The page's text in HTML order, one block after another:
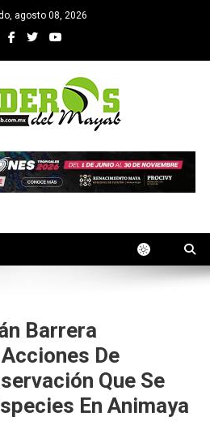
agosto 08, 2026
MAYAB
Barrera
De
Que Se
En Animaya